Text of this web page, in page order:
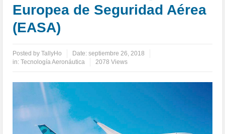
Europea de Seguridad Aérea
(EASA)
Posted byTallyHo Date:septiembre 26, 2018
in:Tecnología Aeronáutica 2078 Views